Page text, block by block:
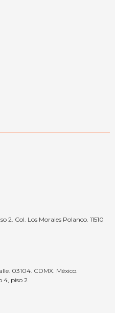
2. Col. Los Morales Polanco. 11510
03104. CDMX. México.
4, piso 2